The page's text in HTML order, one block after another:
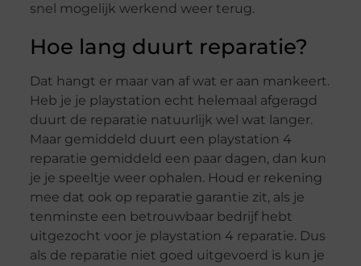
snel mogelijk werkend weer terug.
Hoe lang duurt reparatie?
Dat hangt er maar van af wat er aan mankeert.
Heb je je playstation echt helemaal afgeragd
duurt de reparatie natuurlijk wel wat langer.
Maar gemiddeld duurt een playstation 4
reparatie gemiddeld een paar dagen, dan kun
je je speeltje weer ophalen. Houd er rekening
mee dat ook op reparatie garantie zit, als je
tenminste een betrouwbaar bedrijf hebt
uitgezocht voor je playstation 4 reparatie. Dus
als de reparatie niet goed uitgevoerd is kun je